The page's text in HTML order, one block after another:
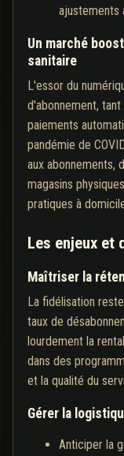
ajustements
Un marché
sanitaire
L'essor du
d'abonnement,
paiements
pandémie de
aux abonnements,
magasins
pratiques à
Les enjeux et
Maîtriser la
La fidélisation
taux de
lourdement la
dans des
et la qualité du
Gérer la
Anticiper la